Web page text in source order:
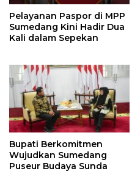
Pelayanan Paspor di MPP
Sumedang Kini Hadir Dua
Kali dalam Sepekan
Bupati Berkomitmen
Wujudkan Sumedang
Puseur Budaya Sunda